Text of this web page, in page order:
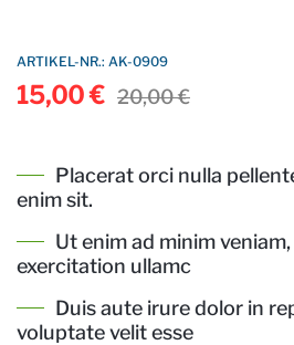
ARTIKEL-NR.: AK-0909
15,00 € 20,00 €
Placerat orci nulla
enim sit.
Ut enim ad minim
exercitation ullamc
Duis aute irure dolor in
voluptate velit esse